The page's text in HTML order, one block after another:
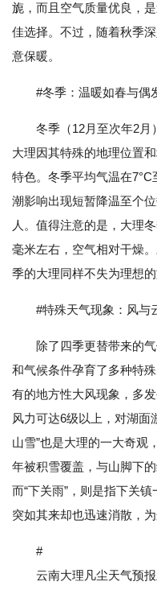
旎，而且空气质量优良，
佳选择。不过，随着秋季
意保暖。
#冬季：温暖如春与偶
冬季（12月至次年2月
大理因其特殊的地理位置
特色。冬季平均气温在
潮影响出现短暂降温至个
人。值得注意的是，大理
毫米左右，空气相对干燥
季的大理同样不失为理想的
#特殊天气现象：风与
除了四季更替带来的
和气候条件孕育了多种特
有的地方性大风现象，多
风力可达6级以上，对湖面
山雪”也是大理的一大奇观
年被积雪覆盖，与山脚下
而“下关雨”，则是指下关
突如其来却也迅速消散，
#
云南大理凡尘天气预报